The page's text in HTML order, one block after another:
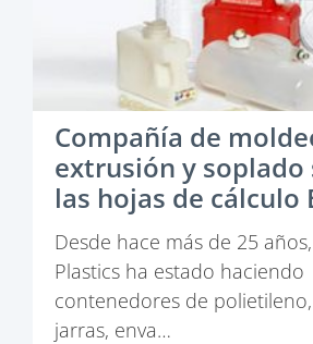
Compañía de
extrusión y
las hojas de cálculo
el ERP CyFrame,
exactitud de los
reduce los costos
y mejora la
Desde hace más de 25
Plastics ha estado haciendo
contenedores de
jarras, enva…